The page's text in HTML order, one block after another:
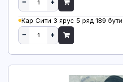
Кар Сити 3 ярус 5 ряд 189